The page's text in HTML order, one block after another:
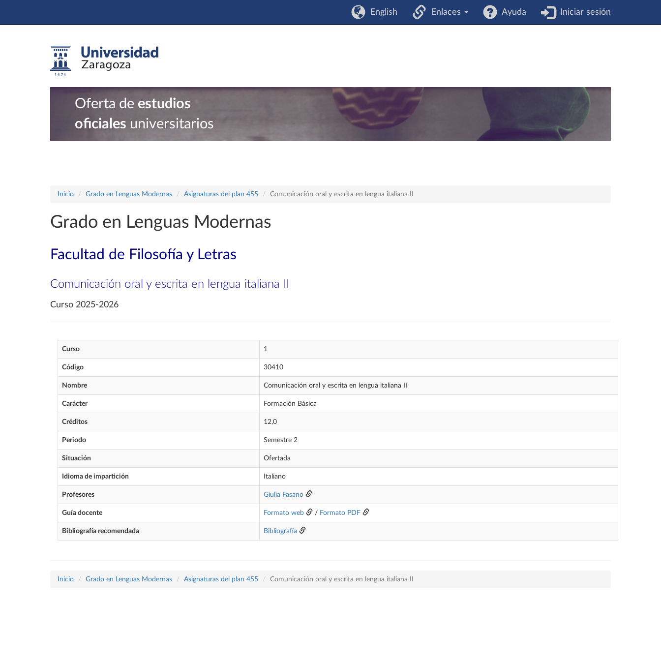
English Enlaces Ayuda Iniciar sesión
Oferta de estudios
oficiales universitarios
Inicio Grado en Lenguas Modernas Asignaturas del plan 455 Comunicación oral y escrita en lengua italiana II
Grado en Lenguas Modernas
Facultad de Filosofía y Letras
Comunicación oral y escrita en lengua italiana II
Curso 2025-2026
Curso 1
Código 30410
Nombre Comunicación oral y escrita en lengua italiana II
Carácter Formación Básica
Créditos 12,0
Periodo Semestre 2
Situación Ofertada
Idioma de impartición Italiano
Profesores Giulia Fasano
Guía docente Formato web / Formato PDF
Bibliografía recomendada Bibliografía
Inicio Grado en Lenguas Modernas Asignaturas del plan 455 Comunicación oral y escrita en lengua italiana II